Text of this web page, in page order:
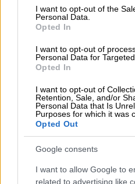
consent section.
I want to opt-out of the
Personal Data.
Opted In
I want to opt-out of
Personal Data for
Opted In
I want to opt-out of
Retention, Sale, and/or
Personal Data that Is
Purposes for which it was
Opted Out
Google consents
I want to allow Google to
related to advertising like
πολυνίκης κόουτς
οικονομικοί του
λάθος αποφάσεις
συμβουλές.
Φέρεται να
δύο ετών
Όπως σημειώνεται στα
ισπανικού Τύπου, ο
τα χρήματα που έλαβε
Μαδρίτης κατά τις